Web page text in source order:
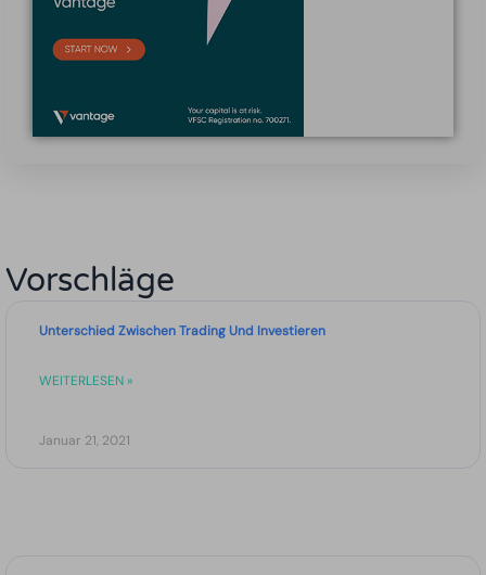
Vorschläge
Unterschied Zwischen Trading Und Investieren
WEITERLESEN »
Januar 21, 2021